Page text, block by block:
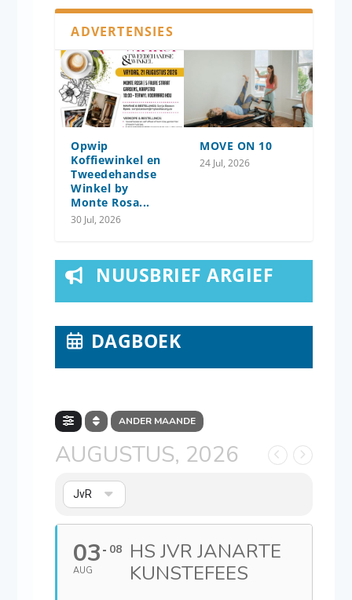
ADVERTENSIES
Opwip
Koffiewinkel en
Tweedehandse
Winkel by
Monte Rosa...
30 Jul, 2026
MOVE ON 10
24 Jul, 2026
NUUSBRIEF ARGIEF
DAGBOEK
ANDER MAANDE
AUGUSTUS, 2026
JvR
03
AUG
08
HS JVR JANARTE
KUNSTEFEES